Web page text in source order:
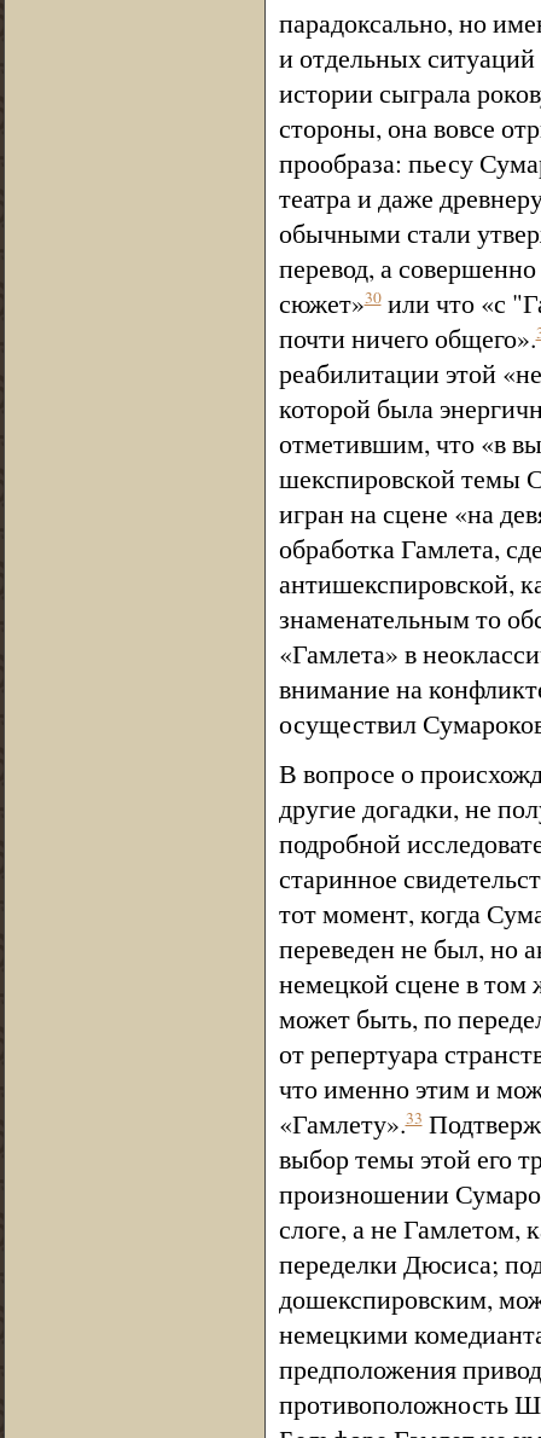
парадоксально, но
и отдельных
истории сыграла
стороны, она вовсе
прообраза: пьесу
театра и даже
обычными стали
перевод, а
сюжет»30или что «с
почти ничего общего».
реабилитации этой
которой была
отметившим, что «в
шекспировской темы
игран на сцене «на
обработка Гамлета,
антишекспировской,
знаменательным то
«Гамлета» в
внимание на
осуществил
В вопросе о
другие догадки, не
подробной
старинное
тот момент, когда
переведен не был, но
немецкой сцене в том
может быть, по
от репертуара
что именно этим и
«Гамлету».33
выбор темы этой его
произношении
слоге, а не Гамлетом,
переделки Дюсиса;
дошекспировским,
немецкими
предположения
противоположность